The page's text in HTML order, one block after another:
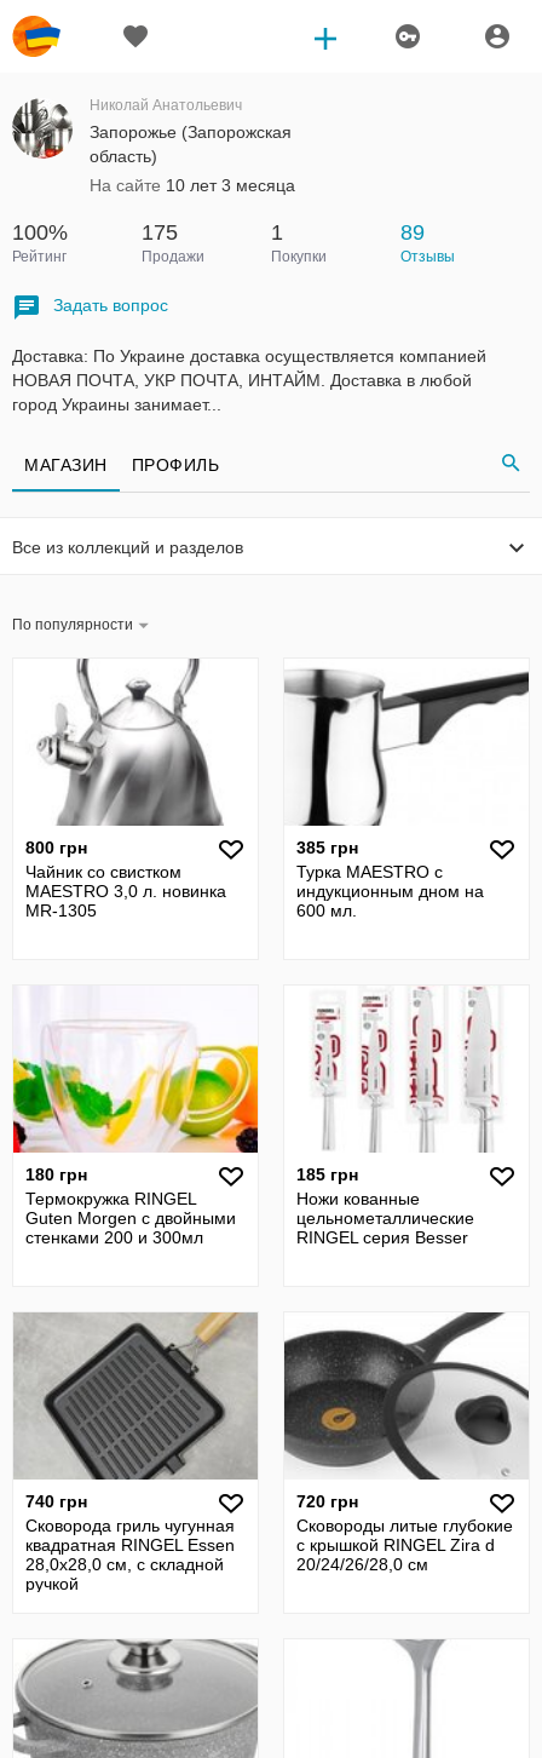
Николай Анатольевич
Запорожье (Запорожская
область)
На сайте 10 лет 3 месяца
100%
Рейтинг
175
Продажи
1
Покупки
89
Отзывы
Задать вопрос
Доставка: По Украине доставка осуществляется компанией
НОВАЯ ПОЧТА, УКР ПОЧТА, ИНТАЙМ. Доставка в любой
город Украины занимает...
МАГАЗИН ПРОФИЛЬ
Все из коллекций и разделов
По популярности
800 грн
Чайник со свистком
MAESTRO 3,0 л. новинка
MR-1305
385 грн
Турка MAESTRO с
индукционным дном на
600 мл.
180 грн
Термокружка RINGEL
Guten Morgen с двойными
стенками 200 и 300мл
185 грн
Ножи кованные
цельнометаллические
RINGEL серия Besser
740 грн
Сковорода гриль чугунная
квадратная RINGEL Essen
28,0х28,0 см, с складной
ручкой
720 грн
Сковороды литые глубокие
с крышкой RINGEL Zira d
20/24/26/28,0 см